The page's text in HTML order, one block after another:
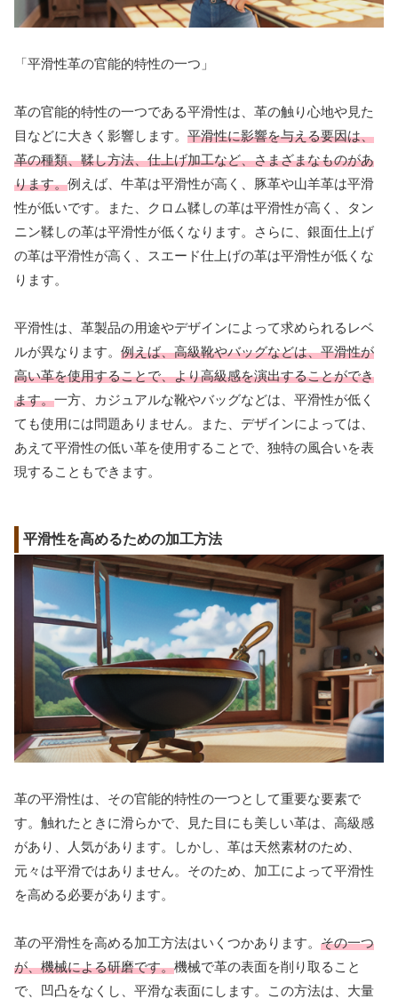
「平滑性革の官能的特性の一つ」
革の官能的特性の一つである平滑性は、革の触り心地や見た
目などに大きく影響します。 平滑性に影響を与える要因は、
革の種類、鞣し方法、仕上げ加工など、さまざまなものがあ
ります。例えば、牛革は平滑性が高く、豚革や山羊革は平滑
性が低いです。また、クロム鞣しの革は平滑性が高く、タン
ニン鞣しの革は平滑性が低くなります。さらに、銀面仕上げ
の革は平滑性が高く、スエード仕上げの革は平滑性が低くな
ります。
平滑性は、革製品の用途やデザインによって求められるレベ
ルが異なります。 例えば、高級靴やバッグなどは、平滑性が
高い革を使用することで、より高級感を演出することができ
ます。一方、カジュアルな靴やバッグなどは、平滑性が低く
ても使用には問題ありません。また、デザインによっては、
あえて平滑性の低い革を使用することで、独特の風合いを表
現することもできます。
平滑性を高めるための加工方法
革の平滑性は、その官能的特性の一つとして重要な要素で
す。触れたときに滑らかで、見た目にも美しい革は、高級感
があり、人気があります。しかし、革は天然素材のため、
元々は平滑ではありません。そのため、加工によって平滑性
を高める必要があります。
革の平滑性を高める加工方法はいくつかあります。 その一つ
が、機械による研磨です。機械で革の表面を削り取ること
で、凹凸をなくし、平滑な表面にします。この方法は、大量